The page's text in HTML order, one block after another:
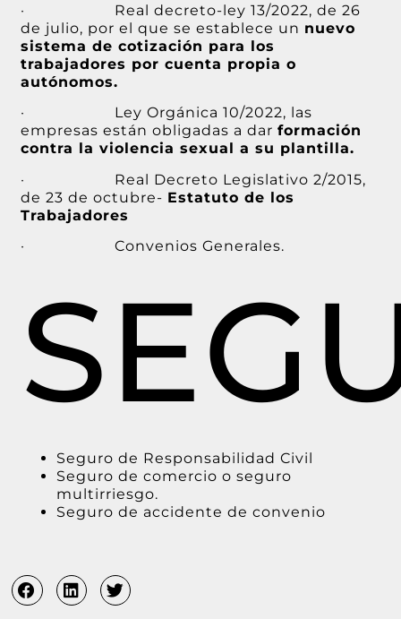
· Real decreto-ley 13/2022, de 26
de julio, por el que se establece un nuevo
sistema de cotización para los
trabajadores por cuenta propia o
autónomos.
· Ley Orgánica 10/2022, las
empresas están obligadas a darformación
contra la violencia sexual a su plantilla.
· Real Decreto Legislativo 2/2015,
de 23 de octubre- Estatuto de los
Trabajadores
· Convenios Generales.
Seguro de Responsabilidad Civil
Seguro de comercio o seguro
multirriesgo.
Seguro de accidente de convenio